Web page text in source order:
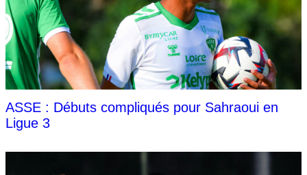
ASSE : Débuts compliqués pour Sahraoui en
Ligue 3